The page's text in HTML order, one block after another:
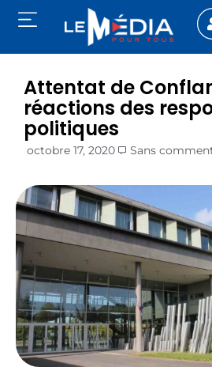
Attentat de
réactions des
politiques
octobre 17, 2020 Sans